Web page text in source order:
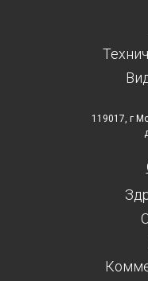
119017, г